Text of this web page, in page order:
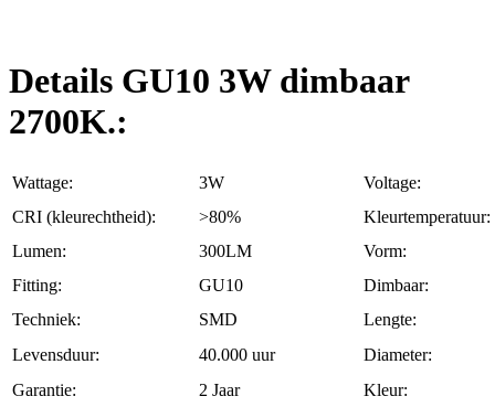
Details GU10 3W dimbaar
2700K.:
Wattage: 3W
Voltage:
CRI (kleurechtheid):
>80%
Kleurtemperatuur:
Lumen:
300LM
Vorm:
Fitting:
GU10
Dimbaar:
Techniek:
SMD
Lengte:
Levensduur:
40.000 uur
Diameter:
Garantie:
2 Jaar Kleur: